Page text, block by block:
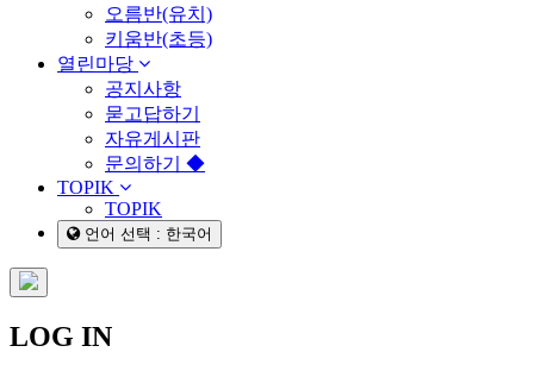
오름반(유치)
키움반(초등)
열린마당
공지사항
묻고답하기
자유게시판
문의하기 ◆
TOPIK
TOPIK
언어 선택 : 한국어
LOG IN